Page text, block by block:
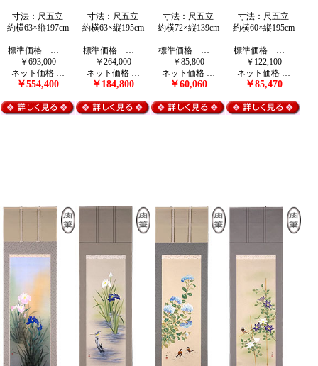
寸法：尺五立
約横63×縦197cm
標準価格 …
￥693,000
ネット価格 …
￥554,400
寸法：尺五立
約横63×縦195cm
標準価格 …
￥264,000
ネット価格 …
￥184,800
寸法：尺五立
約横72×縦139cm
標準価格 …
￥85,800
ネット価格 …
￥60,060
寸法：尺五立
約横60×縦195cm
標準価格 …
￥122,100
ネット価格 …
￥85,470